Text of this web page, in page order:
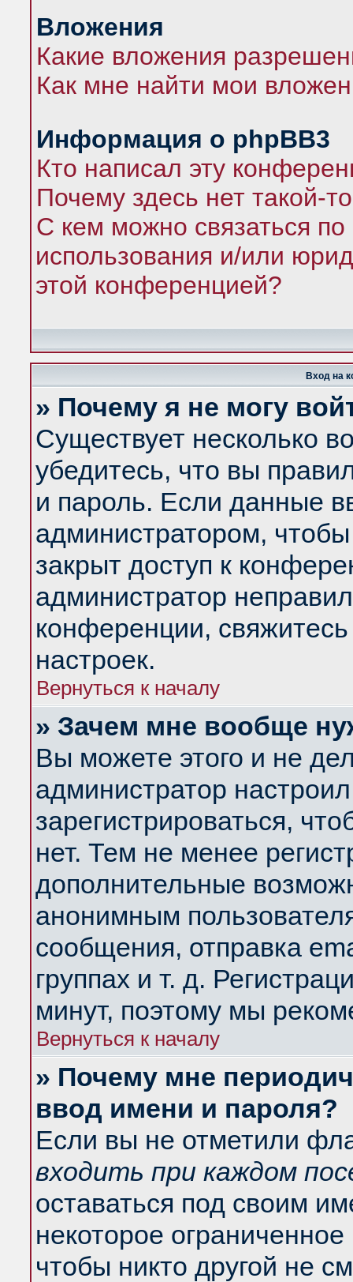
Вложения
Какие вложения
Как мне найти мои
Информация о phpBB3
Кто написал эту
Почему здесь нет такой-
С кем можно связаться по
использования и/или
этой конференцией?
Вход на
» Почему я не могу
Существует несколько
убедитесь, что вы
и пароль. Если данные
администратором,
закрыт доступ к
администратор
конференции,
настроек.
Вернуться к началу
» Зачем мне вообще
Вы можете этого и не
администратор
зарегистрироваться,
нет. Тем не менее
дополнительные
анонимным
сообщения, отправка
группах и т. д.
минут, поэтому мы
Вернуться к началу
» Почему мне
ввод имени и пароля?
Если вы не отметили
входить при каждом
оставаться под своим
некоторое
чтобы никто другой не